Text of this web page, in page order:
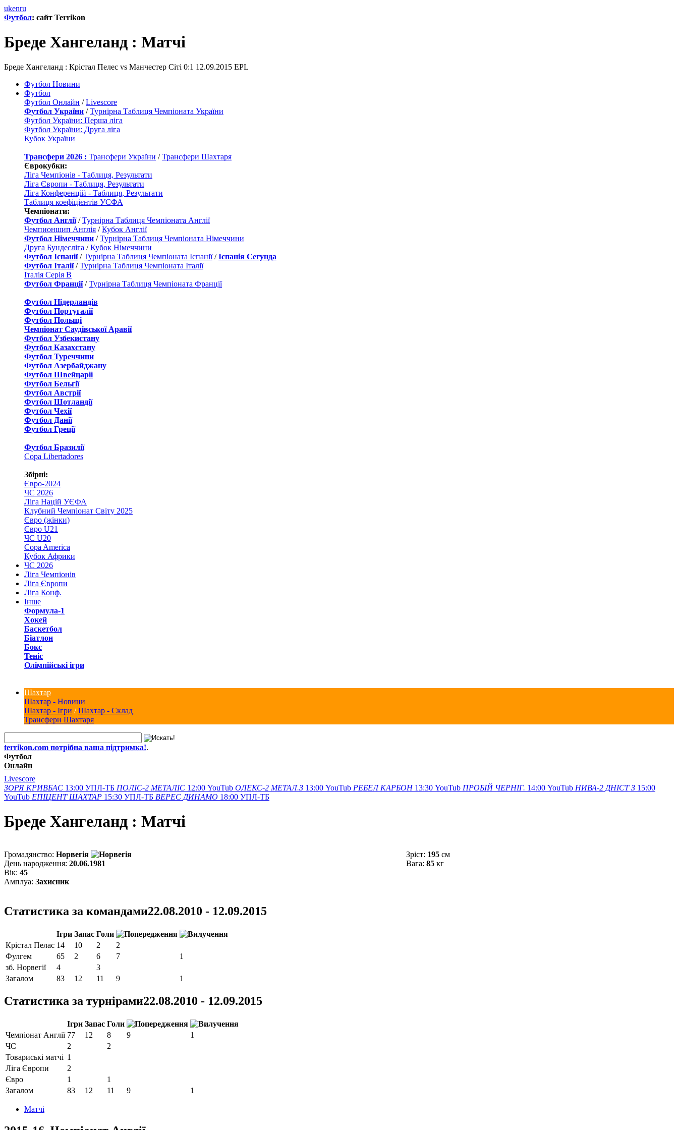
ukenru
Футбол: сайт Terrikon
Бреде Хангеланд : Матчi
Бреде Хангеланд : Крістал Пелес vs Манчестер Сіті 0:1 12.09.2015 EPL
Футбол Новини
Футбол
Футбол Онлайн /Livescore
Футбол України /Турнірна Таблиця Чемпіоната України
Футбол України: Перша ліга
Футбол України: Друга ліга
Кубок України
Трансфери 2026 : Трансфери України /Трансфери Шахтаря
Єврокубки:
Ліга Чемпіонів - Таблиця, Результати
Ліга Європи - Таблиця, Результати
Ліга Конференцій - Таблиця, Результати
Таблиця коефіцієнтів УЄФА
Чемпіонати:
Футбол Англії/Турнірна Таблиця Чемпіоната Англії
Чемпионшип Англія /Кубок Англії
Футбол Німеччини /Турнірна Таблиця Чемпіоната Німеччини
Друга Бундесліга /Кубок Німеччини
Футбол Іспанії/Турнірна Таблиця Чемпіоната Іспанії/Іспанія Сегунда
Футбол Італії/Турнірна Таблиця Чемпіоната Італії
Італія Серія B
Футбол Франції/Турнірна Таблиця Чемпіоната Франції
Футбол Нідерландiв
Футбол Португалії
Футбол Польщі
Чемпіонат Саудівської Аравії
Футбол Узбекистану
Футбол Казахстану
Футбол Туреччини
Футбол Азербайджану
Футбол Швейцаріі
Футбол Бельгії
Футбол Австрії
Футбол Шотландії
Футбол Чехії
Футбол Данії
Футбол Греції
Футбол Бразилії
Copa Libertadores
Збірні:
Євро-2024
ЧС 2026
Ліга Націй УЄФА
Клубний Чемпіонат Світу 2025
Євро (жінки)
Євро U21
ЧС U20
Copa America
Кубок Африки
ЧС 2026
Ліга Чемпіонів
Ліга Європи
Ліга Конф.
Інше
Формула-1
Хокей
Баскетбол
Біатлон
Бокс
Теніс
Олімпійські ігри
Шахтар
Шахтар - Новини
Шахтар - Ігри /Шахтар - Склад
Трансфери Шахтаря
terrikon.com потрібна ваша підтримка!.
Футбол
Онлайн
Livescore
ЗОРЯ КРИВБАС 13:00 УПЛ-ТБ ПОЛІС-2 МЕТАЛІС 12:00 YouTub ОЛЕКС-2 МЕТАЛ.З 13:00 YouTub РЕБЕЛ КАРБОН 13:30 YouTub ПРОБІЙ ЧЕРНІГ. 14:00 YouTub НИВА-2 ДНІСТ З 15:00
YouTub ЕПІЦЕНТ ШАХТАР 15:30 УПЛ-ТБ ВЕРЕС ДИНАМО 18:00 УПЛ-ТБ
Бреде Хангеланд : Матчi
Громадянство: Норвегія
День народження: 20.06.1981
Вік: 45
Амплуа: Захисник
Зріст: 195см
Вага: 85кг
Статистика за командами22.08.2010 - 12.09.2015
Ігри Запас Голи
Крістал Пелас 14 10 2
2
Фулгем
65 2 6 7
1
зб. Норвегії
4
3
Загалом
83 12 11 9 1
Статистика за турнірами22.08.2010 - 12.09.2015
Ігри Запас Голи
Чемпіонат Англії 77 12 8 9
1
ЧС
2
2
Товариські матчі 1
Ліга Європи
2
Євро
1
1
Загалом
83 12 11 9 1
Матчi